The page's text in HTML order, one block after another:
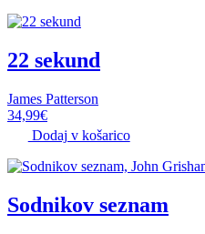
22 sekund
James Patterson
34,99€
Dodaj v košarico
Sodnikov seznam